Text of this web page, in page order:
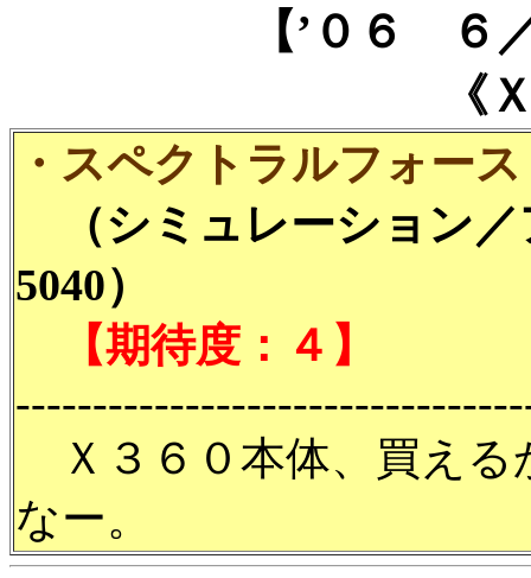
【’０６ ６
《
・スペクトラルフォー
（シミュレーション／
5040）
【期待度：４】
Ｘ３６０本体、買える
なー。